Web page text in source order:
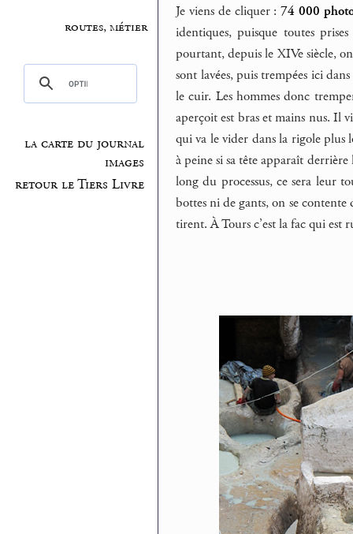
routes, métier
la carte du journal
images
retour le Tiers Livre
Je viens de cliquer :74 000
identiques, puisque toutes
pourtant, depuis le XIVe siècle,
sont lavées, puis trempées ici
le cuir. Les hommes donc
aperçoit est bras et mains nus. Il
qui va le vider dans la rigole plus
à peine si sa tête apparaît
long du processus, ce sera leur
bottes ni de gants, on se
tirent. À Tours c’est la fac qui est